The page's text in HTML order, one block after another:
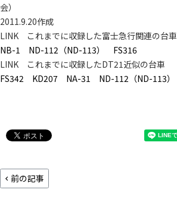
会）
2011.9.20作成
LINK これまでに収録した富士急行関連の台車
NB-1
ND-112（ND-113）
FS316
LINK これまでに収録したDT21近似の台車
FS342
KD207 NA-31 ND-112（ND-113）
前の記事